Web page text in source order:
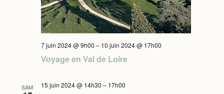
Voyage en Val de Loire
7 juin 2024 @ 9h00 – 10 juin 2024 @ 17h00
SAM 15 juin 2024 @ 14h30 – 17h00